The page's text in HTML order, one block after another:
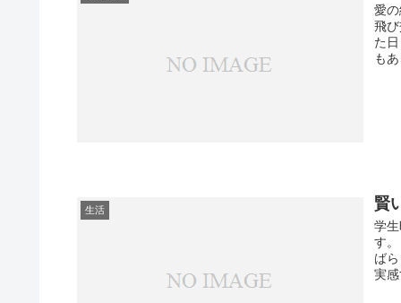
愛
飛
た
も
生活 賢
学
す
ば
実